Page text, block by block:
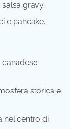
gravy.
e pancake.
canadese
storica e
nel centro di